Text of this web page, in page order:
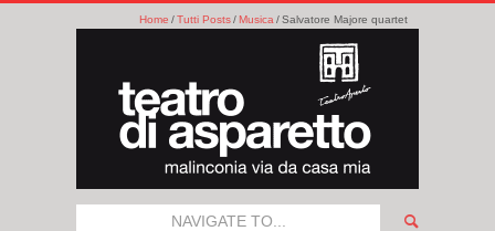
Home Tutti Posts Musica Salvatore Majore quartet
NAVIGATE TO...